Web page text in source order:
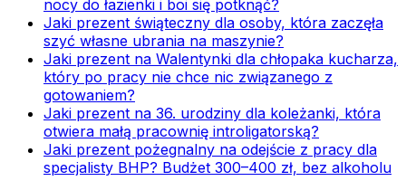
nocy do łazienki i boi się potknąć?
Jaki prezent świąteczny dla osoby, która zaczęła
szyć własne ubrania na maszynie?
Jaki prezent na Walentynki dla chłopaka kucharza,
który po pracy nie chce nic związanego z
gotowaniem?
Jaki prezent na 36. urodziny dla koleżanki, która
otwiera małą pracownię introligatorską?
Jaki prezent pożegnalny na odejście z pracy dla
specjalisty BHP? Budżet 300–400 zł, bez alkoholu